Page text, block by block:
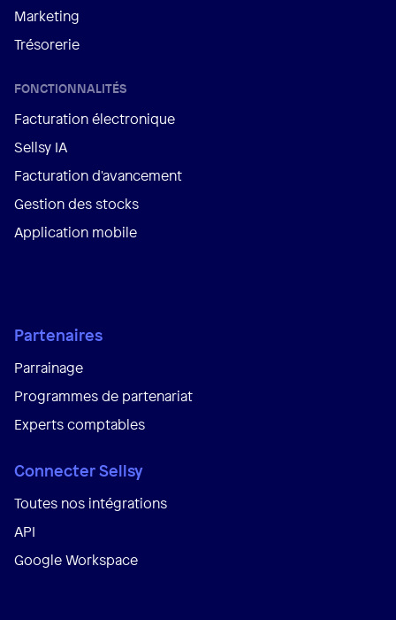
Marketing
Trésorerie
FONCTIONNALITÉS
Facturation électronique
Sellsy IA
Facturation d'avancement
Gestion des stocks
Application mobile
Partenaires
Parrainage
Programmes de partenariat
Experts comptables
Connecter Sellsy
Toutes nos intégrations
API
Google Workspace